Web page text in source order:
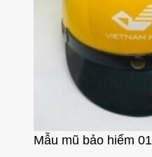
Mẫu mũ bảo hiểm 01